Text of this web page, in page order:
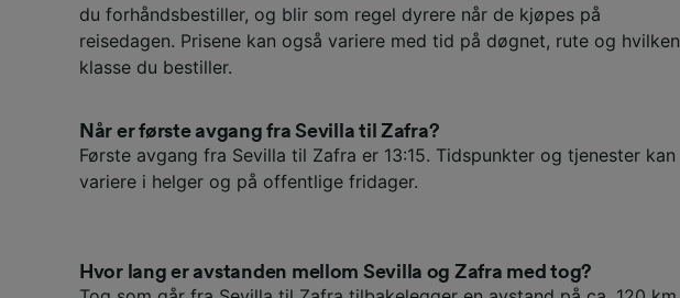
du forhåndsbestiller, og blir som regel dyrere når de kjøpes på
reisedagen. Prisene kan også variere med tid på døgnet, rute og hvilken
klasse du bestiller.
Når er første avgang fra Sevilla til Zafra?
Første avgang fra Sevilla til Zafra er 13:15. Tidspunkter og tjenester kan
variere i helger og på offentlige fridager.
Hvor lang er avstanden mellom Sevilla og Zafra med tog?